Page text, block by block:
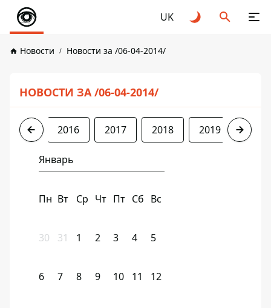
UK
Новости Новости за /06-04-2014/
НОВОСТИ ЗА /06-04-2014/
2014 2016 2017 2018 2019 2020
Январь
Пн Вт Ср Чт Пт Сб Вс
30 31 1 2 3 4 5
6 7 8 9 10 11 12